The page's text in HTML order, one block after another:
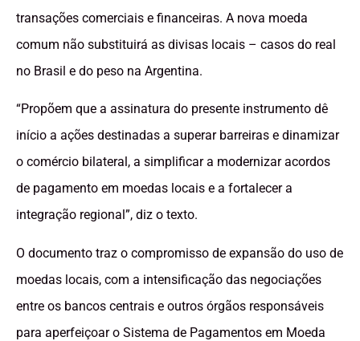
transações comerciais e financeiras. A nova moeda
comum não substituirá as divisas locais – casos do real
no Brasil e do peso na Argentina.
“Propõem que a assinatura do presente instrumento dê
início a ações destinadas a superar barreiras e dinamizar
o comércio bilateral, a simplificar a modernizar acordos
de pagamento em moedas locais e a fortalecer a
integração regional”, diz o texto.
O documento traz o compromisso de expansão do uso de
moedas locais, com a intensificação das negociações
entre os bancos centrais e outros órgãos responsáveis
para aperfeiçoar o Sistema de Pagamentos em Moeda